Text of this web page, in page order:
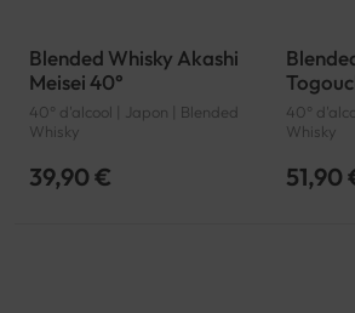
Blended Whisky Akashi
Meisei 40°
40° d'alcool | Japon | Blended
Whisky
39,90 €
40°
Whisky
51,90